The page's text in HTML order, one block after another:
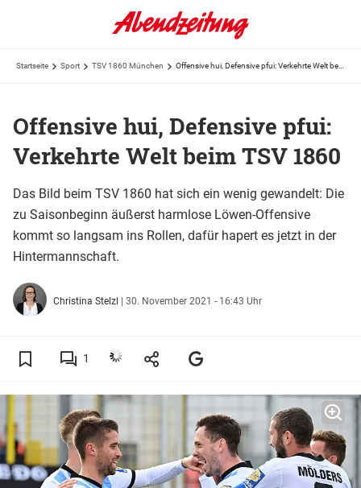
Startseite Sport TSV 1860 München
Offensive hui, Defensive pfui:
Verkehrte Welt beim TSV 1860
Das Bild beim TSV 1860 hat sich ein wenig gewandelt: Die
zu Saisonbeginn äußerst harmlose Löwen-Offensive
kommt so langsam ins Rollen, dafür hapert es jetzt in der
Hintermannschaft.
Christina Stelzl | 30. November 2021 - 16:43 Uhr
1